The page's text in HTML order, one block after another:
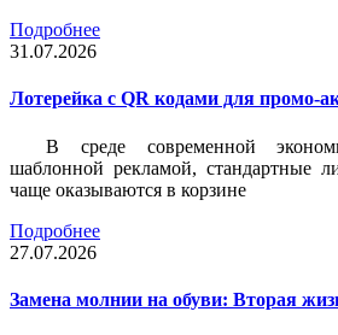
Подробнее
31.07.2026
Лотерейка c QR кодами для промо-
В среде современной
шаблонной рекламой, стандартные
чаще оказываются в корзине
Подробнее
27.07.2026
Замена молнии на обуви: Вторая